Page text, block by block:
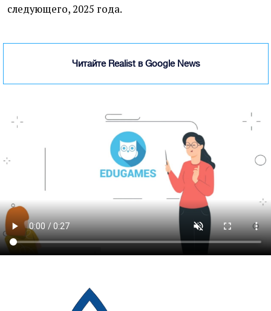
следующего, 2025 года.
Читайте Realist в Google News